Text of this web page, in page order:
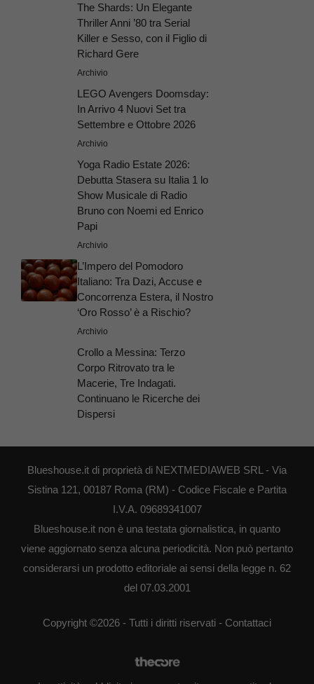
The Shards: Un Elegante
Thriller Anni ’80 tra Serial
Killer e Sesso, con il Figlio di
Richard Gere
Archivio
LEGO Avengers Doomsday:
In Arrivo 4 Nuovi Set tra
Settembre e Ottobre 2026
Archivio
Yoga Radio Estate 2026:
Debutta Stasera su Italia 1 lo
Show Musicale di Radio
Bruno con Noemi ed Enrico
Papi
Archivio
L’Impero del Pomodoro
Italiano: Tra Dazi, Accuse e
Concorrenza Estera, il Nostro
‘Oro Rosso’ è a Rischio?
Archivio
Crollo a Messina: Terzo
Corpo Ritrovato tra le
Macerie, Tre Indagati.
Continuano le Ricerche dei
Dispersi
Blueshouse.it di proprietà di NEXTMEDIAWEB SRL - Via
Sistina 121, 00187 Roma (RM) - Codice Fiscale e Partita
I.V.A. 09689341007
Blueshouse.it non è una testata giornalistica, in quanto
viene aggiornato senza alcuna periodicità. Non può pertanto
considerarsi un prodotto editoriale ai sensi della legge n. 62
del 07.03.2001
Copyright ©2026 - Tutti i diritti riservati - Contattaci